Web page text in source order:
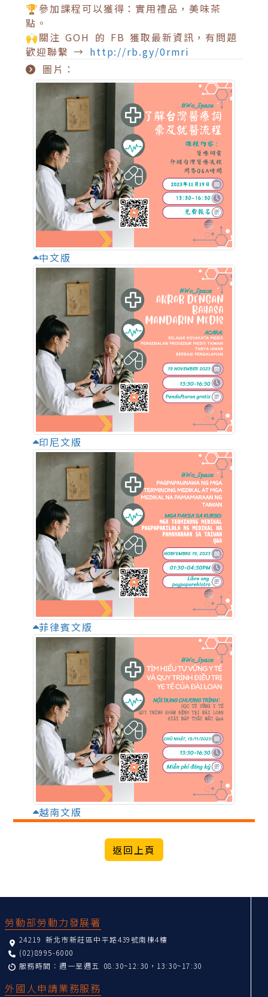
🏆參加課程可以獲得：實用禮品，美味茶
點。
🙌關注 GOH 的 FB 獲取最新資訊，有問題
歡迎聯繫 → http://rb.gy/0rmri
圖片：
中文版
印尼文版
菲律賓文版
越南文版
勞動部勞動力發展署
24219 新北市新莊區中平路439號南棟4樓
(02)8995-6000
服務時間：週一至週五 08:30~12:30，13:30~17:30
外國人申請業務服務